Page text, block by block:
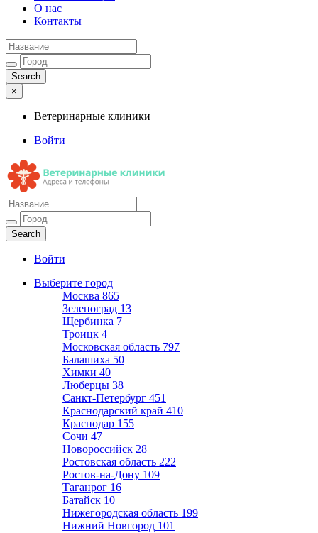
О нас
Контакты
×
Ветеринарные клиники
Войти
Ветеринарные клиники
Адреса и телефоны
Войти
Выберите город
Москва 865
Зеленоград 13
Щербинка 7
Троицк 4
Московская область 797
Балашиха 50
Химки 40
Люберцы 38
Санкт-Петербург 451
Краснодарский край 410
Краснодар 155
Сочи 47
Новороссийск 28
Ростовская область 222
Ростов-на-Дону 109
Таганрог 16
Батайск 10
Нижегородская область 199
Нижний Новгород 101